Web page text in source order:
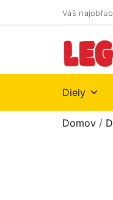
Váš
Diely
Domov /